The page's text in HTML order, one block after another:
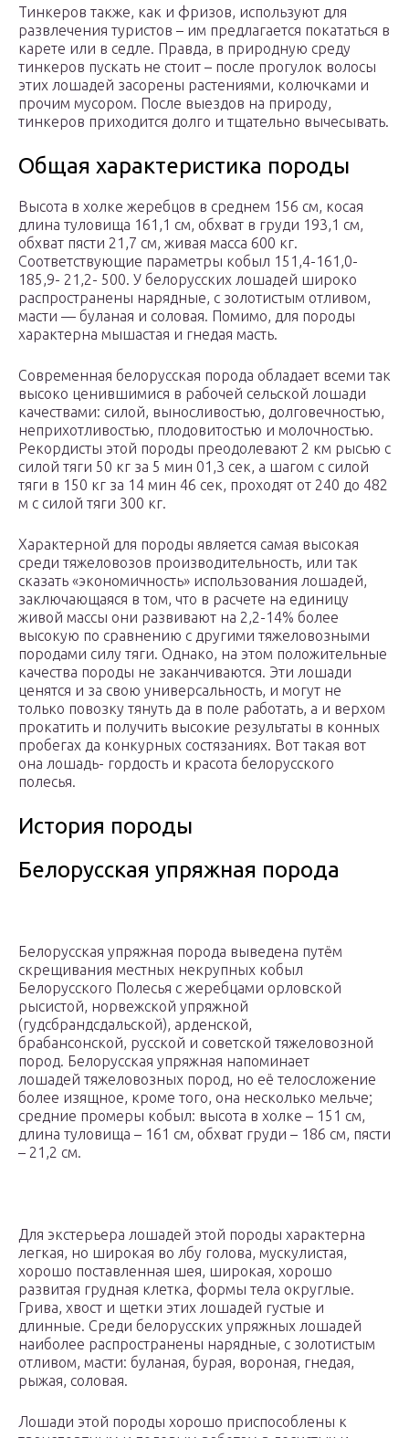
Тинкеров также, как и фризов, используют для
развлечения туристов – им предлагается покататься в
карете или в седле. Правда, в природную среду
тинкеров пускать не стоит – после прогулок волосы
этих лошадей засорены растениями, колючками и
прочим мусором. После выездов на природу,
тинкеров приходится долго и тщательно вычесывать.
Общая характеристика породы
Высота в холке жеребцов в среднем 156 см, косая
длина туловища 161,1 см, обхват в груди 193,1 см,
обхват пясти 21,7 см, живая масса 600 кг.
Соответствующие параметры кобыл 151,4-161,0-
185,9- 21,2- 500. У белорусских лошадей широко
распространены нарядные, с золотистым отливом,
масти — буланая и соловая. Помимо, для породы
характерна мышастая и гнедая масть.
Современная белорусская порода обладает всеми так
высоко ценившимися в рабочей сельской лошади
качествами: силой, выносливостью, долговечностью,
неприхотливостью, плодовитостью и молочностью.
Рекордисты этой породы преодолевают 2 км рысью с
силой тяги 50 кг за 5 мин 01,3 сек, а шагом с силой
тяги в 150 кг за 14 мин 46 сек, проходят от 240 до 482
м с силой тяги 300 кг.
Характерной для породы является самая высокая
среди тяжеловозов производительность, или так
сказать «экономичность» использования лошадей,
заключающаяся в том, что в расчете на единицу
живой массы они развивают на 2,2-14% более
высокую по сравнению с другими тяжеловозными
породами силу тяги. Однако, на этом положительные
качества породы не заканчиваются. Эти лошади
ценятся и за свою универсальность, и могут не
только повозку тянуть да в поле работать, а и верхом
прокатить и получить высокие результаты в конных
пробегах да конкурных состязаниях. Вот такая вот
она лошадь- гордость и красота белорусского
полесья.
История породы
Белорусская упряжная порода
Белорусская упряжная порода выведена путём
скрещивания местных некрупных кобыл
Белорусского Полесья с жеребцами орловской
рысистой, норвежской упряжной
(гудсбрандсдальской), арденской,
брабансонской, русской и советской тяжеловозной
пород. Белорусская упряжная напоминает
лошадей тяжеловозных пород, но её телосложение
более изящное, кроме того, она несколько мельче;
средние промеры кобыл: высота в холке – 151 см,
длина туловища – 161 см, обхват груди – 186 см, пясти
– 21,2 см.
Для экстерьера лошадей этой породы характерна
легкая, но широкая во лбу голова, мускулистая,
хорошо поставленная шея, широкая, хорошо
развитая грудная клетка, формы тела округлые.
Грива, хвост и щетки этих лошадей густые и
длинные. Среди белорусских упряжных лошадей
наиболее распространены нарядные, с золотистым
отливом, масти: буланая, бурая, вороная, гнедая,
рыжая, соловая.
Лошади этой породы хорошо приспособлены к